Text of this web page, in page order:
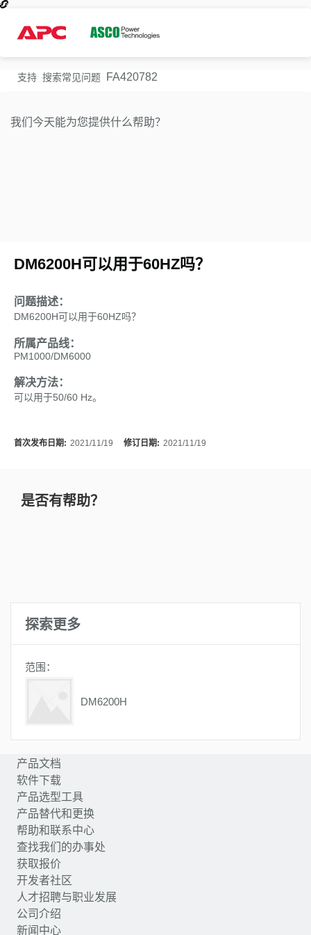
支持 搜索常见问题 FA420782
我们今天能为您提供什么帮助？
DM6200H可以用于60HZ吗？
问题描述：
DM6200H可以用于60HZ吗？
所属产品线：
PM1000/DM6000
解决方法：
可以用于50/60 Hz。
首次发布日期: 2021/11/19 修订日期: 2021/11/19
是否有帮助？
探索更多
范围：
DM6200H
产品文档
软件下载
产品选型工具
产品替代和更换
帮助和联系中心
查找我们的办事处
获取报价
开发者社区
人才招聘与职业发展
公司介绍
新闻中心